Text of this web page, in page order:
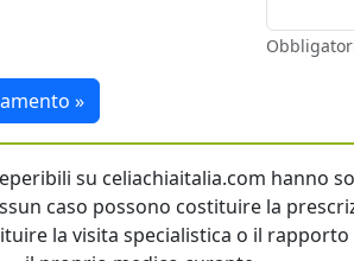
»
su celiachiaitalia.com hanno
caso possono costituire la
la visita specialistica o il